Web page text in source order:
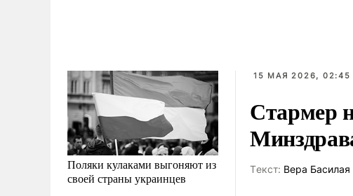
Поляки кулаками выгоняют из
своей страны украинцев
15 МАЯ 2026, 02:45
Стармер
Tекст: Вера Басилая